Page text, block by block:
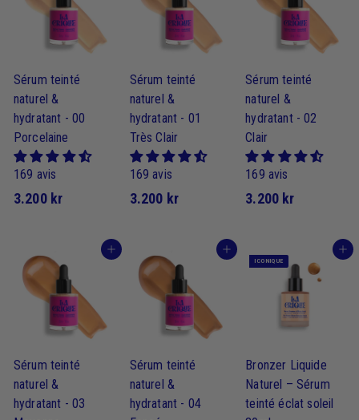
Sérum teinté
naturel &
hydratant - 00
Porcelaine
169 avis
3.200 kr3
0
0
k
r
Sérum teinté
naturel &
hydratant - 01
Très Clair
169 avis
3.200 kr3
0
0
k
r
Sérum teinté
naturel &
hydratant - 02
Clair
169 avis
3.200 kr3
0
0
k
r
J'achète
Sérum teinté
naturel &
hydratant - 03
J'achète
Sérum teinté
naturel &
hydratant - 04
J'achète
ICONIQUE
Bronzer Liquide
Naturel – Sérum
teinté éclat soleil